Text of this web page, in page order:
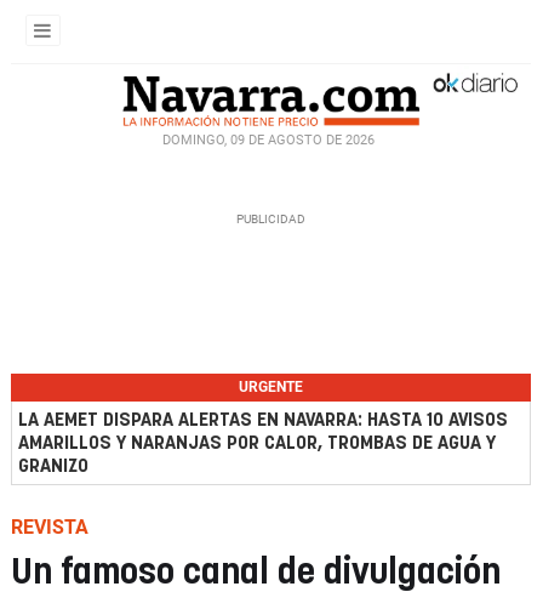
DOMINGO, 09 DE AGOSTO DE 2026
URGENTE
LA AEMET DISPARA ALERTAS EN NAVARRA: HASTA 10 AVISOS
AMARILLOS Y NARANJAS POR CALOR, TROMBAS DE AGUA Y
GRANIZO
REVISTA
Un famoso canal de divulgación